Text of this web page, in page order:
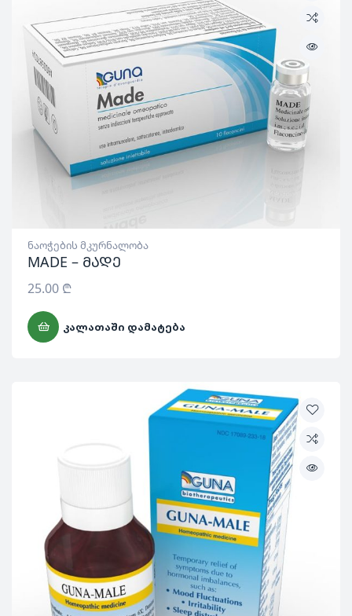
ნაოჭების მკურნალობა
MADE – მადე
25.00 ₾
ᲙᲐᲚᲐᲗᲐᲨᲘ ᲓᲐᲛᲐᲢᲔᲑᲐ